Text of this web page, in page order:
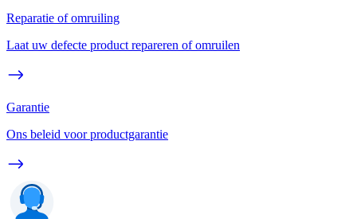
Reparatie of omruiling
Laat uw defecte product repareren of omruilen
Garantie
Ons beleid voor productgarantie